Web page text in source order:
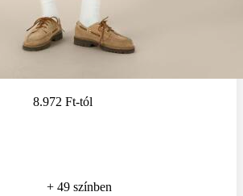
8.972 Ft-tól
+ 49 színben